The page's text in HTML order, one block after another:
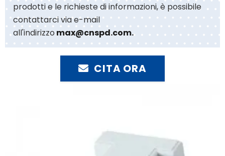
prodotti e le richieste di informazioni, è possibile
contattarci via e-mail
all'indirizzomax@cnspd.com.
CITA ORA